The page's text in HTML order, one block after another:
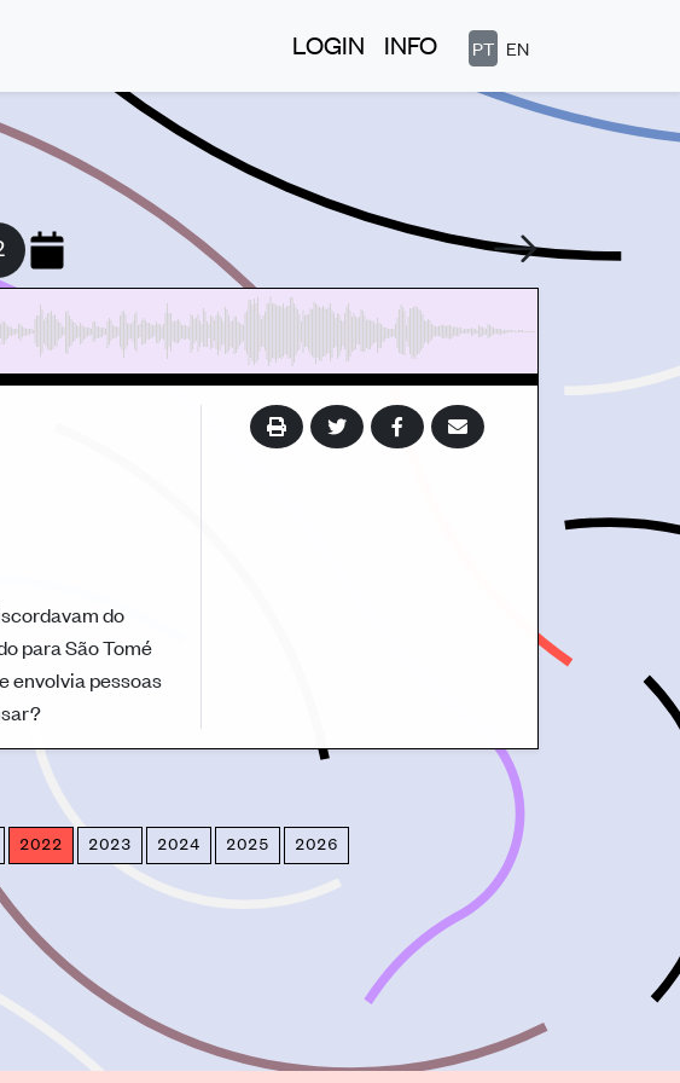
LOGIN INFO PT EN
do
para São Tomé
envolvia pessoas
2022 2023 2024 2025 2026